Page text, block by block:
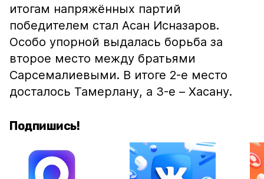
итогам напряжённых партий
победителем стал Асан Исназаров.
Особо упорной выдалась борьба за
второе место между братьями
Сарсемалиевыми. В итоге 2-е место
досталось Тамерлану, а 3-е – Хасану.
Подпишись!